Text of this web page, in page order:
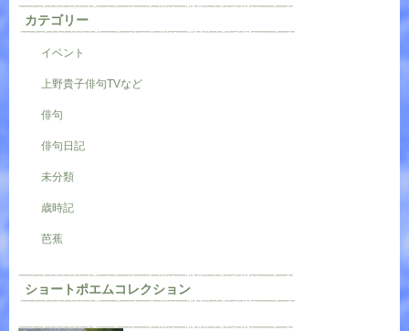
カテゴリー
イベント
上野貴子俳句TVなど
俳句
俳句日記
未分類
歳時記
芭蕉
ショートポエムコレクション